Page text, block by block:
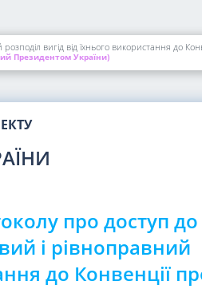
вигід від їхнього використання до
Президентом України)
про доступ до
і рівноправний
до Конвенції